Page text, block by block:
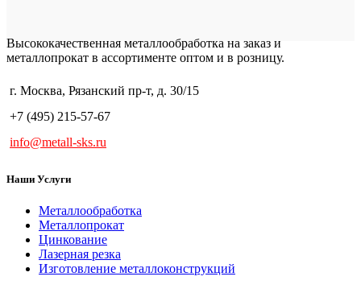
Высококачественная металлообработка на заказ и
металлопрокат в ассортименте оптом и в розницу.
г. Москва, Рязанский пр-т, д. 30/15
+7 (495) 215-57-67
info@metall-sks.ru
Наши Услуги
Металлообработка
Металлопрокат
Цинкование
Лазерная резка
Изготовление металлоконструкций